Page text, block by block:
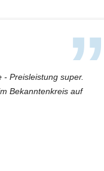
- Preisleistung super.
Bekanntenkreis auf